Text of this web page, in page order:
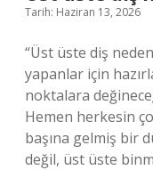
Tarih: Haziran 13, 2026
“Üst üste diş
yapanlar için
noktalara
Hemen herkesin
başına gelmiş bir
değil, üst üste